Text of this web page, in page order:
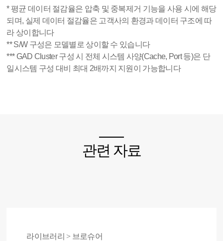
* 평균 데이터 절감율은 압축 및 중복제거 기능을 사용 시에 해당
되며, 실제 데이터 절감율은 고객사의 환경과 데이터 구조에 따
라 상이합니다
** S/W 구성은 모델별로 상이할 수 있습니다
*** GAD Cluster 구성 시 전체 시스템 사양(Cache, Port 등)은 단
일시스템 구성 대비 최대 2배까지 지원이 가능합니다
관련 자료
라이브러리 > 브로슈어